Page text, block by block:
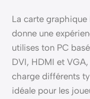
La carte graphique
donne une
utilises ton PC
DVI, HDMI et
charge différents
idéale pour les